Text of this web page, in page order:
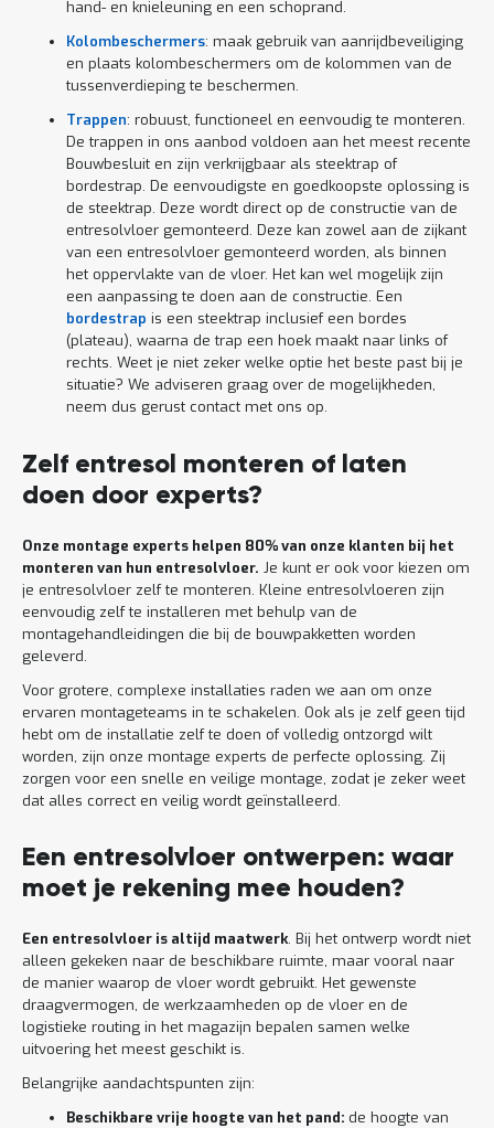
hand- en knieleuning en een schoprand.
Kolombeschermers: maak gebruik van aanrijdbeveiliging
en plaats kolombeschermers om de kolommen van de
tussenverdieping te beschermen.
Trappen: robuust, functioneel en eenvoudig te monteren.
De trappen in ons aanbod voldoen aan het meest recente
Bouwbesluit en zijn verkrijgbaar als steektrap of
bordestrap. De eenvoudigste en goedkoopste oplossing is
de steektrap. Deze wordt direct op de constructie van de
entresolvloer gemonteerd. Deze kan zowel aan de zijkant
van een entresolvloer gemonteerd worden, als binnen
het oppervlakte van de vloer. Het kan wel mogelijk zijn
een aanpassing te doen aan de constructie. Een
bordestrap is een steektrap inclusief een bordes
(plateau), waarna de trap een hoek maakt naar links of
rechts. Weet je niet zeker welke optie het beste past bij je
situatie? We adviseren graag over de mogelijkheden,
neem dus gerust contact met ons op.
Zelf entresol monteren of laten
doen door experts?
Onze montage experts helpen 80% van onze klanten bij het
monteren van hun entresolvloer. Je kunt er ook voor kiezen om
je entresolvloer zelf te monteren. Kleine entresolvloeren zijn
eenvoudig zelf te installeren met behulp van de
montagehandleidingen die bij de bouwpakketten worden
geleverd.
Voor grotere, complexe installaties raden we aan om onze
ervaren montageteams in te schakelen. Ook als je zelf geen tijd
hebt om de installatie zelf te doen of volledig ontzorgd wilt
worden, zijn onze montage experts de perfecte oplossing. Zij
zorgen voor een snelle en veilige montage, zodat je zeker weet
dat alles correct en veilig wordt geïnstalleerd.
Een entresolvloer ontwerpen: waar
moet je rekening mee houden?
Een entresolvloer is altijd maatwerk. Bij het ontwerp wordt niet
alleen gekeken naar de beschikbare ruimte, maar vooral naar
de manier waarop de vloer wordt gebruikt. Het gewenste
draagvermogen, de werkzaamheden op de vloer en de
logistieke routing in het magazijn bepalen samen welke
uitvoering het meest geschikt is.
Belangrijke aandachtspunten zijn:
Beschikbare vrije hoogte van het pand: de hoogte van